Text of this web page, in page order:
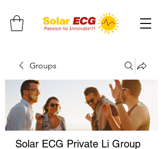
Groups
Solar ECG Private Li Group